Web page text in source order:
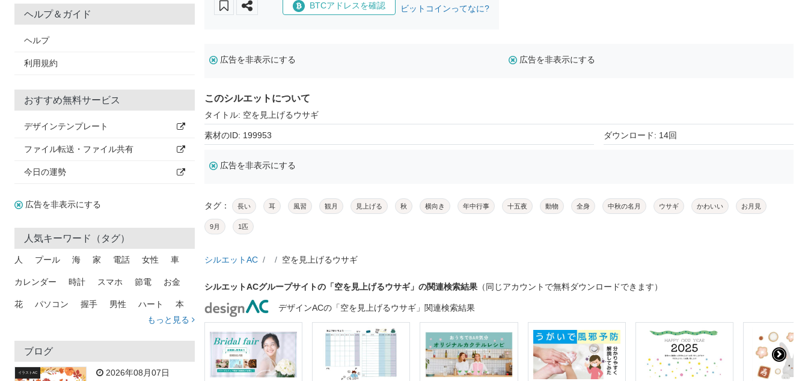
ヘルプ＆ガイド
ヘルプ
利用規約
おすすめ無料サービス
デザインテンプレート
ファイル転送・ファイル共有
今日の運勢
広告を非表示にする
人気キーワード（タグ）
人 プール 海 家 電話 女性 車
カレンダー 時計 スマホ 節電 お金
花 パソコン 握手 男性 ハート 本
トラック 木
吹き出し
飛行機 グラフ ビル 魚 家族 書類
もっと見る
ブログ
イラストAC 2026年08月07日
BTCアドレスを確認 ビットコインってなに?
広告を非表示にする 広告を非表示にする
このシルエットについて
タイトル: 空を見上げるウサギ
素材のID: 199953 ダウンロード: 14回
広告を非表示にする
タグ： 長い 耳 風習 観月 見上げる 秋 横向き 年中行事 十五夜 動物 全身 中秋の名月 ウサギ かわいい お月見
9月 1匹
シルエットAC 空を見上げるウサギ
シルエットACグループサイトの「空を見上げるウサギ」の関連検索結果 （同じアカウントで無料ダウンロードできます）
デザインACの「空を見上げるウサギ」関連検索結果